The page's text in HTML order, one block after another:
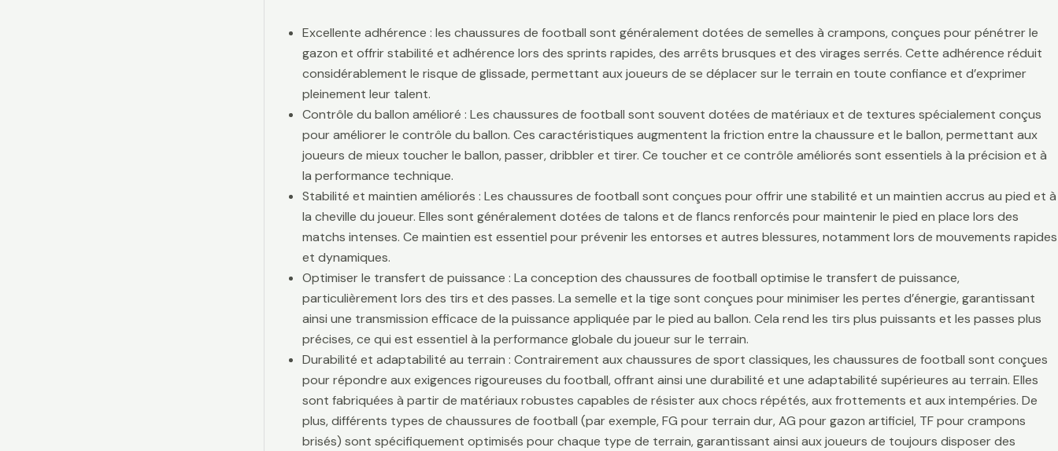
Excellente adhérence : les chaussures de football sont généralement dotées de semelles à crampons, conçues pour pénétrer le
gazon et offrir stabilité et adhérence lors des sprints rapides, des arrêts brusques et des virages serrés. Cette adhérence réduit
considérablement le risque de glissade, permettant aux joueurs de se déplacer sur le terrain en toute confiance et d’exprimer
pleinement leur talent.
Contrôle du ballon amélioré : Les chaussures de football sont souvent dotées de matériaux et de textures spécialement conçus
pour améliorer le contrôle du ballon. Ces caractéristiques augmentent la friction entre la chaussure et le ballon, permettant aux
joueurs de mieux toucher le ballon, passer, dribbler et tirer. Ce toucher et ce contrôle améliorés sont essentiels à la précision et à
la performance technique.
Stabilité et maintien améliorés : Les chaussures de football sont conçues pour offrir une stabilité et un maintien accrus au pied et à
la cheville du joueur. Elles sont généralement dotées de talons et de flancs renforcés pour maintenir le pied en place lors des
matchs intenses. Ce maintien est essentiel pour prévenir les entorses et autres blessures, notamment lors de mouvements rapides
et dynamiques.
Optimiser le transfert de puissance : La conception des chaussures de football optimise le transfert de puissance,
particulièrement lors des tirs et des passes. La semelle et la tige sont conçues pour minimiser les pertes d’énergie, garantissant
ainsi une transmission efficace de la puissance appliquée par le pied au ballon. Cela rend les tirs plus puissants et les passes plus
précises, ce qui est essentiel à la performance globale du joueur sur le terrain.
Durabilité et adaptabilité au terrain : Contrairement aux chaussures de sport classiques, les chaussures de football sont conçues
pour répondre aux exigences rigoureuses du football, offrant ainsi une durabilité et une adaptabilité supérieures au terrain. Elles
sont fabriquées à partir de matériaux robustes capables de résister aux chocs répétés, aux frottements et aux intempéries. De
plus, différents types de chaussures de football (par exemple, FG pour terrain dur, AG pour gazon artificiel, TF pour crampons
brisés) sont spécifiquement optimisés pour chaque type de terrain, garantissant ainsi aux joueurs de toujours disposer des